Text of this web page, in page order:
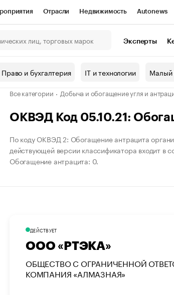
Отрасли Недвижимость Autonews
Спецпроекты Проверка контрагентов
Эксперты
Право и бухгалтерия IT и технологии Малый
Все категории Добыча и обогащение угля и
ОКВЭД Код 05.10.21:
По коду ОКВЭД 2: Обогащение антрацита
действующей версии классификатора входит в
Обогащение антрацита: 0.
ДЕЙСТВУЕТ
ООО «РТЭКА»
ОБЩЕСТВО С ОГРАНИЧЕННОЙ
КОМПАНИЯ «АЛМАЗНАЯ»